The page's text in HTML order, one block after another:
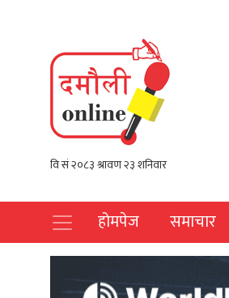
होमपेज समाचार